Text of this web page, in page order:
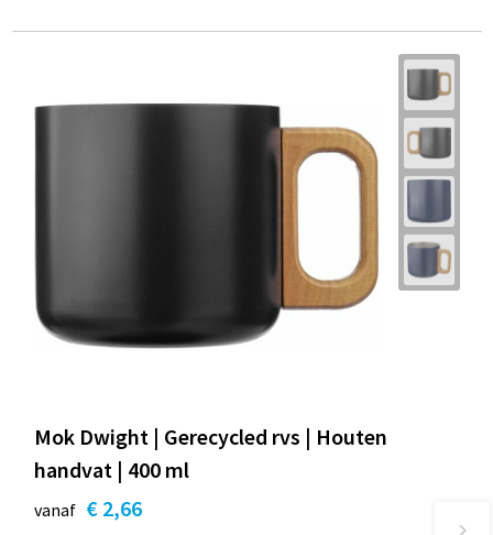
Mok Dwight | Gerecycled rvs | Houten
handvat | 400 ml
vanaf € 2,66